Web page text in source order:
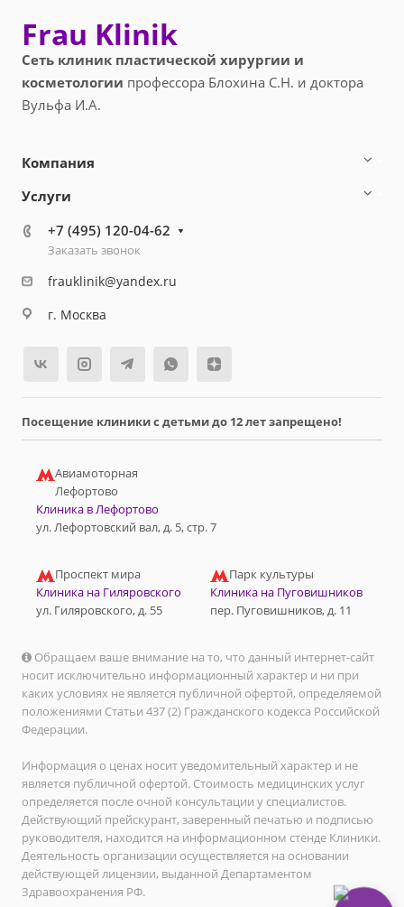
Frau Klinik
Сеть клиник пластической хирургии и
косметологии профессора Блохина С.Н. и доктора
Вульфа И.А.
Компания
Услуги
+7 (495) 120-04-62
Заказать звонок
frauklinik@yandex.ru
г. Москва
Посещение клиники с детьми до 12 лет запрещено!
Авиамоторная
Лефортово
Клиника в Лефортово
ул. Лефортовский вал, д. 5, стр. 7
Проспект мира
Клиника на Гиляровского
ул. Гиляровского, д. 55
Парк культуры
Клиника на Пуговишников
пер. Пуговишников, д. 11
Обращаем ваше внимание на то, что данный интернет-сайт
носит исключительно информационный характер и ни при
каких условиях не является публичной офертой, определяемой
положениями Статьи 437 (2) Гражданского кодекса Российской
Федерации.
Информация о ценах носит уведомительный характер и не
является публичной офертой. Стоимость медицинских услуг
определяется после очной консультации у специалистов.
Действующий прейскурант, заверенный печатью и подписью
руководителя, находится на информационном стенде Клиники.
Деятельность организации осуществляется на основании
действующей лицензии, выданной Департаментом
Здравоохранения РФ.